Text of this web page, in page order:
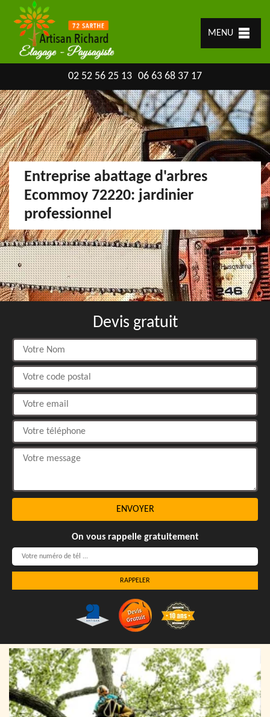
MENU
02 52 56 25 13 06 63 68 37 17
Entreprise abattage d'arbres
Ecommoy 72220: jardinier
professionnel
Devis gratuit
On vous rappelle gratuitement